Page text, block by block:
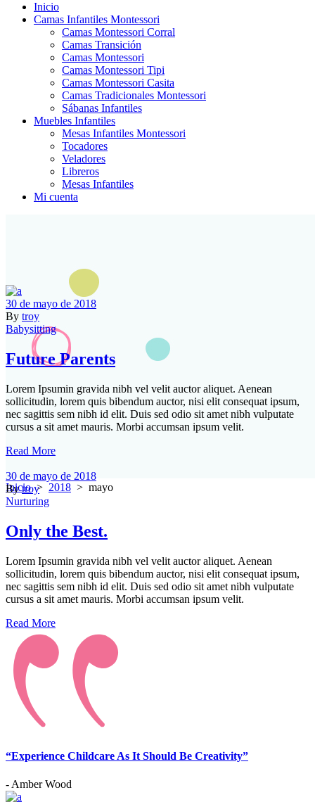
Inicio
Camas Infantiles Montessori
Camas Montessori Corral
Camas Transición
Camas Montessori
Camas Montessori Tipi
Camas Montessori Casita
Camas Tradicionales Montessori
Sábanas Infantiles
Muebles Infantiles
Mesas Infantiles Montessori
Tocadores
Veladores
Libreros
Mesas Infantiles
Mi cuenta
Inicio> 2018 > mayo
30 de mayo de 2018
By troy
Babysitting
Future Parents
Lorem Ipsumin gravida nibh vel velit auctor aliquet. Aenean
sollicitudin, lorem quis bibendum auctor, nisi elit consequat ipsum,
nec sagittis sem nibh id elit. Duis sed odio sit amet nibh vulputate
cursus a sit amet mauris. Morbi accumsan ipsum velit.
Read More
30 de mayo de 2018
Bytroy
Nurturing
Only the Best.
Lorem Ipsumin gravida nibh vel velit auctor aliquet. Aenean
sollicitudin, lorem quis bibendum auctor, nisi elit consequat ipsum,
nec sagittis sem nibh id elit. Duis sed odio sit amet nibh vulputate
cursus a sit amet mauris. Morbi accumsan ipsum velit.
Read More
“Experience Childcare As It Should Be Creativity”
- Amber Wood